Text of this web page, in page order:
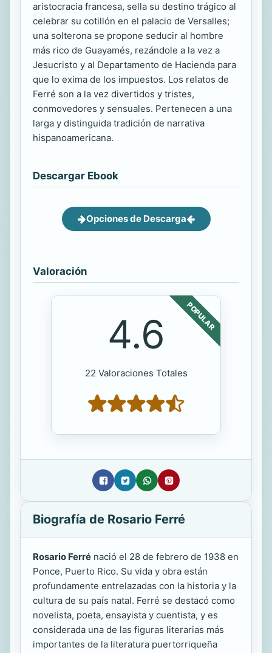
aristocracia francesa, sella su destino trágico al
celebrar su cotillón en el palacio de Versalles;
una solterona se propone seducir al hombre
más rico de Guayamés, rezándole a la vez a
Jesucristo y al Departamento de Hacienda para
que lo exima de los impuestos. Los relatos de
Ferré son a la vez divertidos y tristes,
conmovedores y sensuales. Pertenecen a una
larga y distinguida tradición de narrativa
hispanoamericana.
Descargar Ebook
Opciones de Descarga
Valoración
POPULAR
4.6
22 Valoraciones Totales
Biografía de Rosario Ferré
Rosario Ferré nació el 28 de febrero de 1938 en
Ponce, Puerto Rico. Su vida y obra están
profundamente entrelazadas con la historia y la
cultura de su país natal. Ferré se destacó como
novelista, poeta, ensayista y cuentista, y es
considerada una de las figuras literarias más
importantes de la literatura puertorriqueña